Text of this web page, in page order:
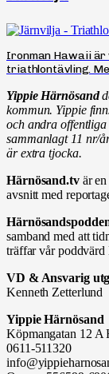
Ironman Hawaii
triathlontävling.
Yippie Härnösand
kommun. Yippie
och andra offentliga
sammanlagt 11 nr/
är extra tjocka.
Härnösand.tv är
avsnitt med
samband med att
träffar vår poddvärd
VD & Ansvarig
Kenneth Zetterlund
Yippie Härnösand
Köpmangatan 12 A
0611-511320